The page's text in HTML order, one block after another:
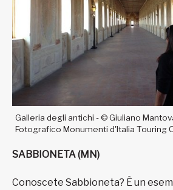
Galleria degli antichi - © Giuliano
Fotografico Monumenti d'Italia Touring
SABBIONETA (MN)
Conoscete Sabbioneta? È un